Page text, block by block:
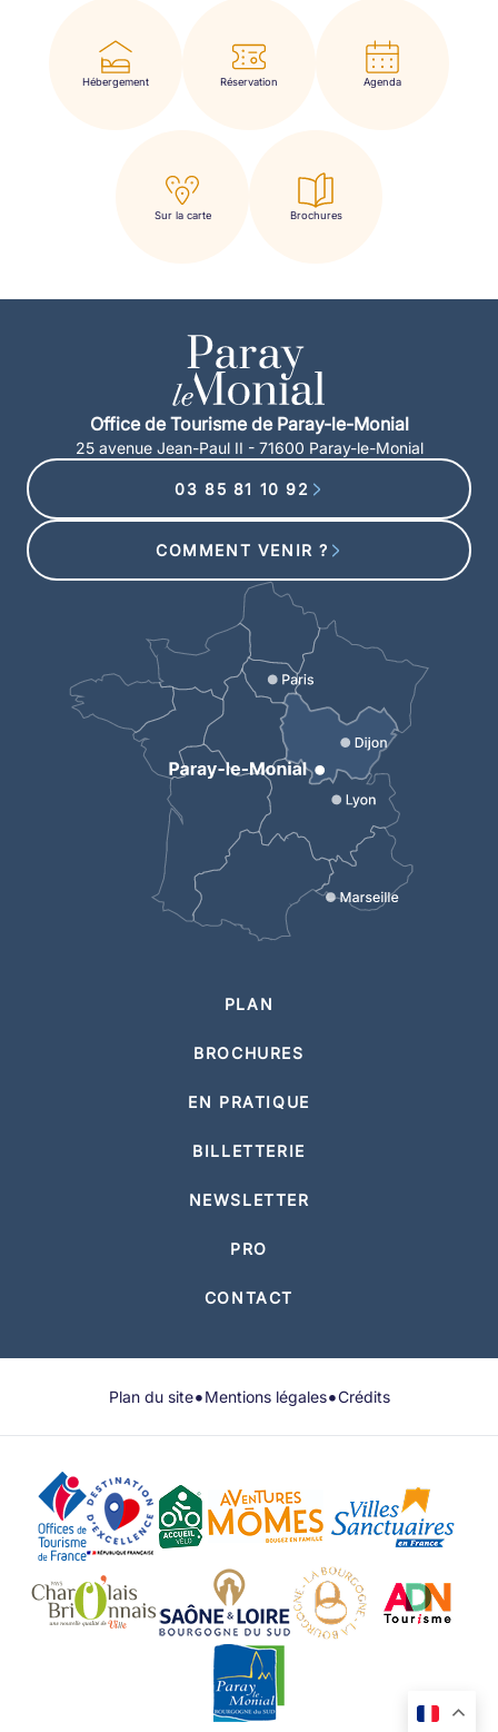
Hébergement Réservation Agenda
Sur la carte Brochures
Office de Tourisme de Paray-le-Monial
25 avenue Jean-Paul II - 71600 Paray-le-Monial
03 85 81 10 92
COMMENT VENIR ?
PLAN
BROCHURES
EN PRATIQUE
BILLETTERIE
NEWSLETTER
PRO
CONTACT
Plan du site•Mentions légales•Crédits